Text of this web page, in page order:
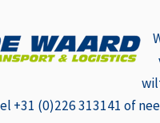
+31 (0)226 313141 of